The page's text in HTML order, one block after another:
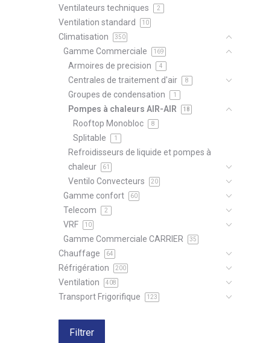
Ventilateurs techniques 2
Ventilation standard 10
Climatisation 350
Gamme Commerciale 169
Armoires de precision 4
Centrales de traitement d'air 8
Groupes de condensation 1
Pompes à chaleurs AIR-AIR 18
Rooftop Monobloc 8
Splitable 1
Refroidisseurs de liquide et pompes à
chaleur
61
Ventilo Convecteurs 20
Gamme confort 60
Telecom 2
VRF 10
Gamme Commerciale CARRIER 35
Chauffage 64
Réfrigération 200
Ventilation 408
Transport Frigorifique 123
Filtrer